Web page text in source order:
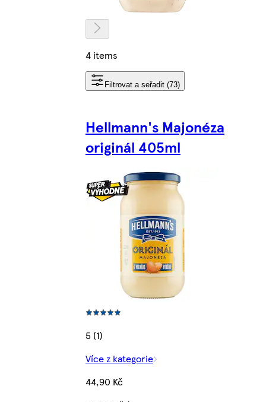
4 items
Filtrovat a seřadit (73)
Hellmann's Majonéza
originál 405ml
5 (1)
Více z kategorie
44,90 Kč